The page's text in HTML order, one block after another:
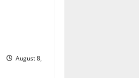
August 8,